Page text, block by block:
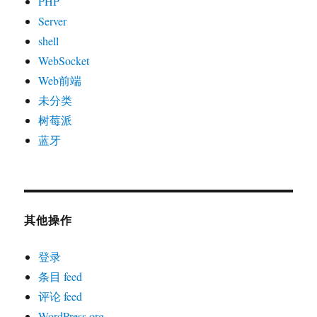
Server
shell
WebSocket
Web前端
未分类
树莓派
蓝牙
其他操作
登录
条目 feed
评论 feed